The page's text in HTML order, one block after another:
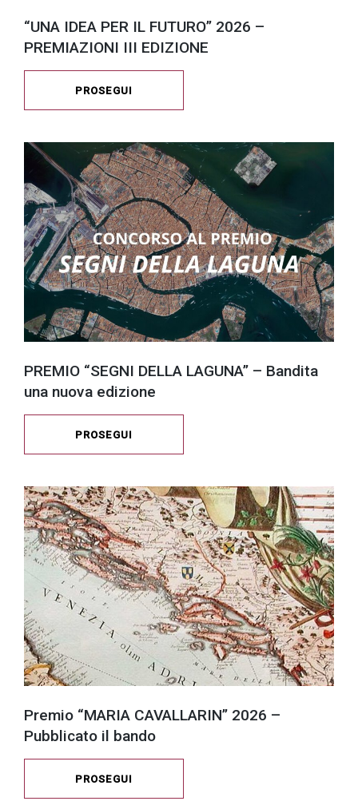
“UNA IDEA PER IL FUTURO” 2026 –
PREMIAZIONI III EDIZIONE
PROSEGUI
PREMIO “SEGNI DELLA LAGUNA” – Bandita
una nuova edizione
PROSEGUI
Premio “MARIA CAVALLARIN” 2026 –
Pubblicato il bando
PROSEGUI